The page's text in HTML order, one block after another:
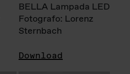
BELLA Lampada LED
Fotografo: Lorenz
Sternbach
Download